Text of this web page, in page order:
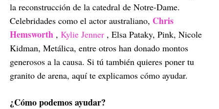
la reconstrucción de la catedral de Notre-Dame.
Celebridades como el actor australiano, Chris
Hemsworth , Kylie Jenner , Elsa Pataky, Pink, Nicole
Kidman, Metálica, entre otros han donado montos
generosos a la causa. Si tú también quieres poner tu
granito de arena, aquí te explicamos cómo ayudar.
¿Cómo podemos ayudar?